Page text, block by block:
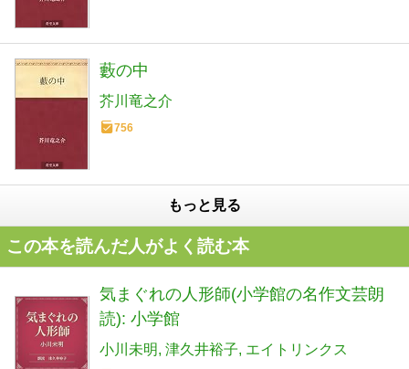
藪の中
芥川竜之介
756
もっと見る
この本を読んだ人がよく読む本
気まぐれの人形師(小学館の名作文芸朗
読): 小学館
小川未明 津久井裕子 エイトリンクス